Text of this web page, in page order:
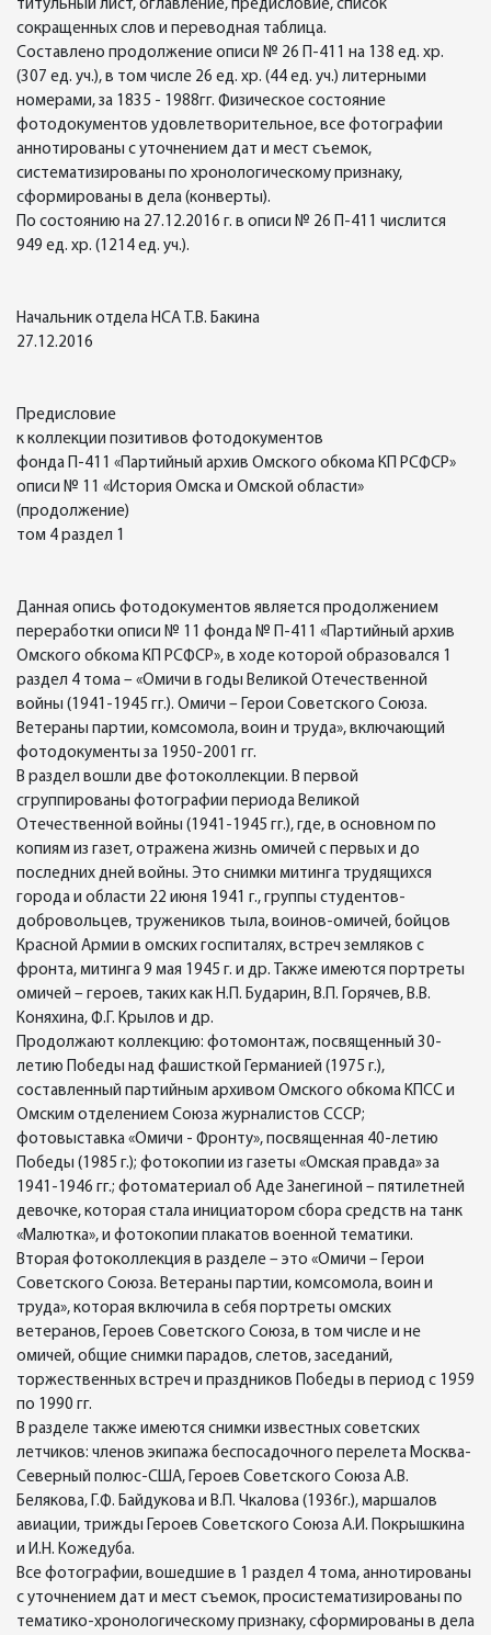
титульный лист, оглавление, предисловие, список
сокращенных слов и переводная таблица.
Составлено продолжение описи № 26 П-411 на 138 ед. хр.
(307 ед. уч.), в том числе 26 ед. хр. (44 ед. уч.) литерными
номерами, за 1835 - 1988гг. Физическое состояние
фотодокументов удовлетворительное, все фотографии
аннотированы с уточнением дат и мест съемок,
систематизированы по хронологическому признаку,
сформированы в дела (конверты).
По состоянию на 27.12.2016 г. в описи № 26 П-411 числится
949 ед. хр. (1214 ед. уч.).
Начальник отдела НСА Т.В. Бакина
27.12.2016
Предисловие
к коллекции позитивов фотодокументов
фонда П-411 «Партийный архив Омского обкома КП РСФСР»
описи № 11 «История Омска и Омской области»
(продолжение)
том 4 раздел 1
Данная опись фотодокументов является продолжением
переработки описи № 11 фонда № П-411 «Партийный архив
Омского обкома КП РСФСР», в ходе которой образовался 1
раздел 4 тома – «Омичи в годы Великой Отечественной
войны (1941-1945 гг.). Омичи – Герои Советского Союза.
Ветераны партии, комсомола, воин и труда», включающий
фотодокументы за 1950-2001 гг.
В раздел вошли две фотоколлекции. В первой
сгруппированы фотографии периода Великой
Отечественной войны (1941-1945 гг.), где, в основном по
копиям из газет, отражена жизнь омичей с первых и до
последних дней войны. Это снимки митинга трудящихся
города и области 22 июня 1941 г., группы студентов-
добровольцев, тружеников тыла, воинов-омичей, бойцов
Красной Армии в омских госпиталях, встреч земляков с
фронта, митинга 9 мая 1945 г. и др. Также имеются портреты
омичей – героев, таких как Н.П. Бударин, В.П. Горячев, В.В.
Коняхина, Ф.Г. Крылов и др.
Продолжают коллекцию: фотомонтаж, посвященный 30-
летию Победы над фашисткой Германией (1975 г.),
составленный партийным архивом Омского обкома КПСС и
Омским отделением Союза журналистов СССР;
фотовыставка «Омичи - Фронту», посвященная 40-летию
Победы (1985 г.); фотокопии из газеты «Омская правда» за
1941-1946 гг.; фотоматериал об Аде Занегиной – пятилетней
девочке, которая стала инициатором сбора средств на танк
«Малютка», и фотокопии плакатов военной тематики.
Вторая фотоколлекция в разделе – это «Омичи – Герои
Советского Союза. Ветераны партии, комсомола, воин и
труда», которая включила в себя портреты омских
ветеранов, Героев Советского Союза, в том числе и не
омичей, общие снимки парадов, слетов, заседаний,
торжественных встреч и праздников Победы в период с 1959
по 1990 гг.
В разделе также имеются снимки известных советских
летчиков: членов экипажа беспосадочного перелета Москва-
Северный полюс-США, Героев Советского Союза А.В.
Белякова, Г.Ф. Байдукова и В.П. Чкалова (1936г.), маршалов
авиации, трижды Героев Советского Союза А.И. Покрышкина
и И.Н. Кожедуба.
Все фотографии, вошедшие в 1 раздел 4 тома, аннотированы
с уточнением дат и мест съемок, просистематизированы по
тематико-хронологическому признаку, сформированы в дела